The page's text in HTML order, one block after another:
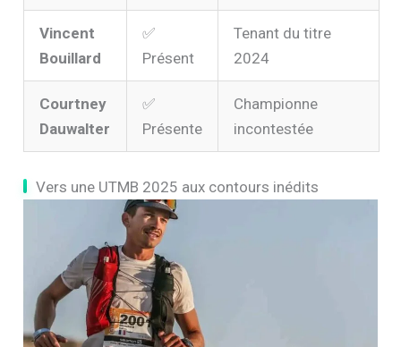
Vincent
Bouillard
✅
Présent
Tenant du titre
2024
Courtney
Dauwalter
✅
Présente
Championne
incontestée
Vers une UTMB 2025 aux contours inédits